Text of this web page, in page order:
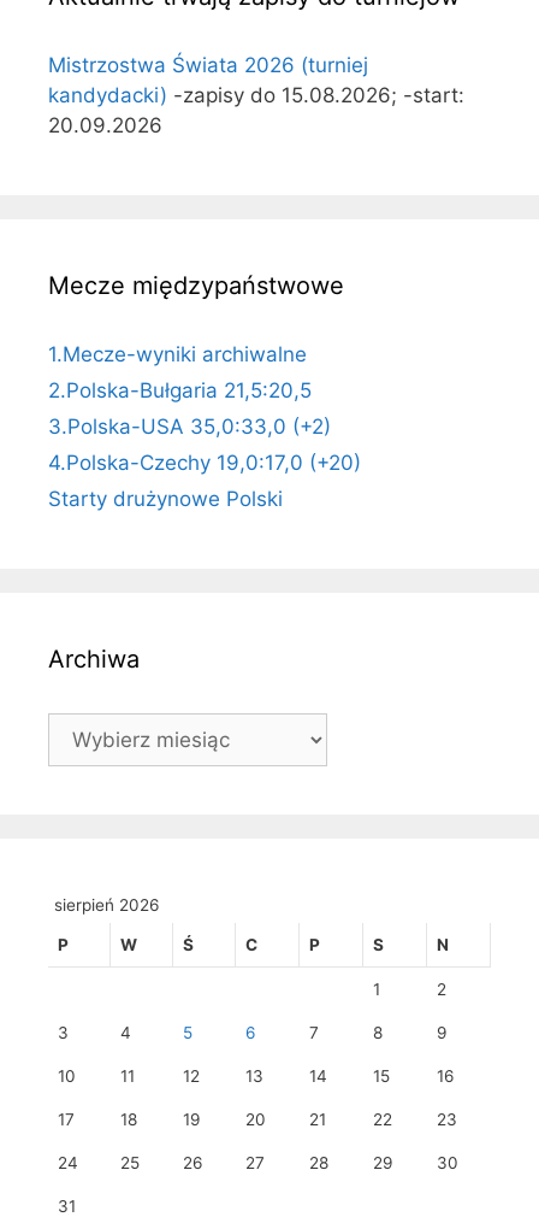
Mistrzostwa Świata 2026 (turniej
kandydacki) -zapisy do 15.08.2026; -start:
20.09.2026
Mecze międzypaństwowe
1.Mecze-wyniki archiwalne
2.Polska-Bułgaria 21,5:20,5
3.Polska-USA 35,0:33,0 (+2)
4.Polska-Czechy 19,0:17,0 (+20)
Starty drużynowe Polski
Archiwa
Archiwa
sierpień 2026
P W Ś C P S N
1 2
3 4 5 6 7 8 9
10 11 12 13 14 15 16
17 18 19 20 21 22 23
24 25 26 27 28 29 30
31